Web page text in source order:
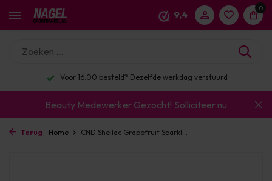
9,4
0
Voor 16:00 besteld? Dezelfde werkdag verstuurd
Beauty Medewerker Gezocht! Solliciteer nu
Terug Home CND Shellac Grapefruit Sparkl...